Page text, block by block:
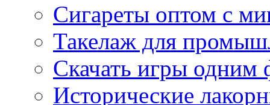
Сигареты оптом с
Такелаж для
Скачать игры одним
Исторические